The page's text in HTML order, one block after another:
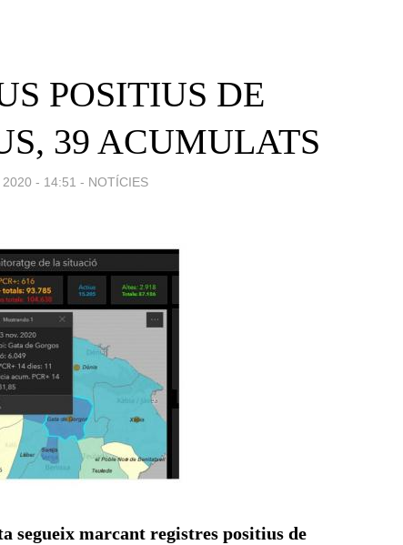
POSITIUS DE
39 ACUMULATS
- 14:51 - NOTÍCIES
segueix marcant registres positius de